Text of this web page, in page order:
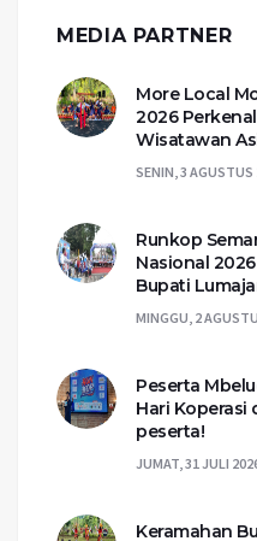
MEDIA PARTNER
More Local
2026
Wisatawan
SENIN, 3 AGUSTUS
Runkop
Nasional
Bupati
MINGGU, 2
Peserta
Hari Koperasi
peserta!
JUMAT, 31 JULI
Keramahan